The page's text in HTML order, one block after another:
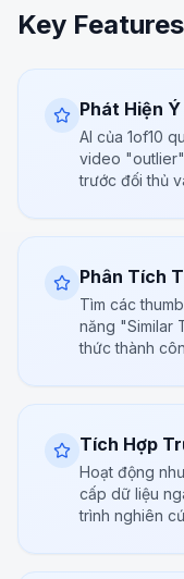
Key Features
Phát Hiện
AI của 1of10
video
trước đối thủ
Phân Tích
Tìm các
năng "Similar
thức thành
Tích Hợp
Hoạt động
cấp dữ liệu
trình nghiên